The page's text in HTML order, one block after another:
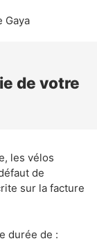
Gaya
de votre
les vélos
de
sur la facture
durée de :